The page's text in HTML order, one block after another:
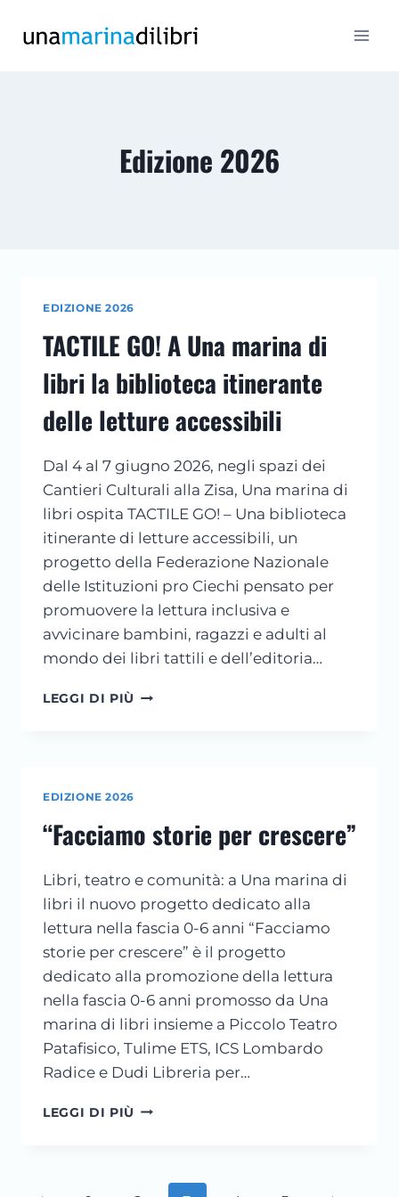
Edizione 2026
EDIZIONE 2026
TACTILE GO! A Una marina di
libri la biblioteca itinerante
delle letture accessibili
Dal 4 al 7 giugno 2026, negli spazi dei
Cantieri Culturali alla Zisa, Una marina di
libri ospita TACTILE GO! – Una biblioteca
itinerante di letture accessibili, un
progetto della Federazione Nazionale
delle Istituzioni pro Ciechi pensato per
promuovere la lettura inclusiva e
avvicinare bambini, ragazzi e adulti al
mondo dei libri tattili e dell’editoria…
LEGGI DI PIÙ TACTILE
BIBLIOTECA
DELLE
LETTURE
EDIZIONE 2026
“Facciamo storie per crescere”
Libri, teatro e comunità: a Una marina di
libri il nuovo progetto dedicato alla
lettura nella fascia 0-6 anni “Facciamo
storie per crescere” è il progetto
dedicato alla promozione della lettura
nella fascia 0-6 anni promosso da Una
marina di libri insieme a Piccolo Teatro
Patafisico, Tulime ETS, ICS Lombardo
Radice e Dudi Libreria per…
LEGGI DI PIÙ “FACCIAMO